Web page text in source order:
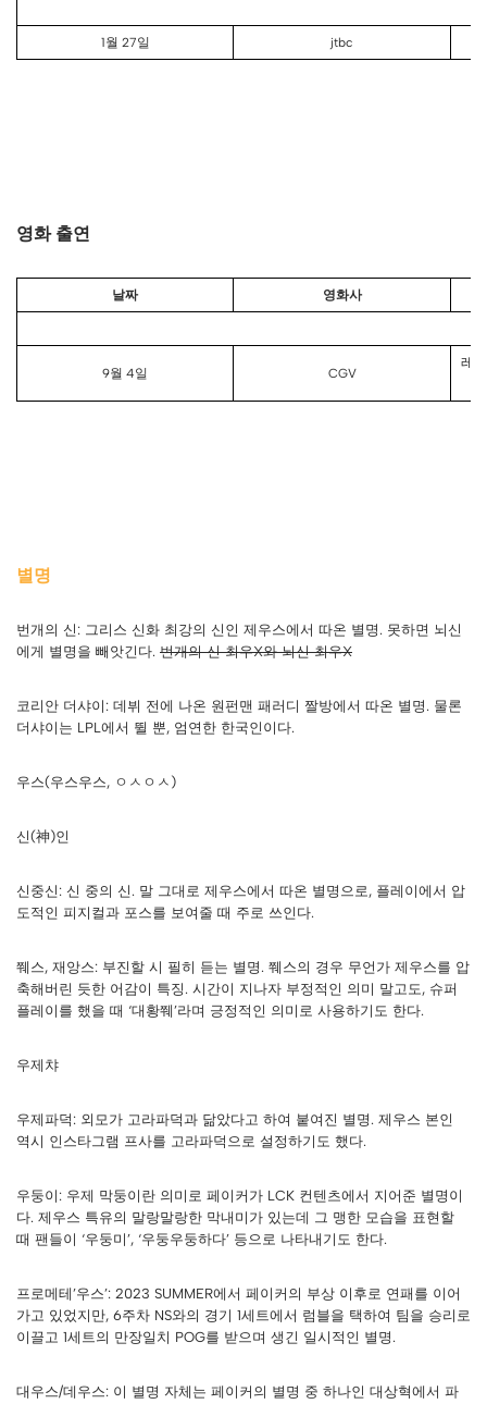
1월 27일 jtbc
영화 출연
날짜 영화사
9월 4일 CGV
레
별명
번개의 신: 그리스 신화 최강의 신인 제우스에서 따온 별명. 못하면 뇌신
에게 별명을 빼앗긴다. 번개의 신 최우X와 뇌신 최우X
코리안 더샤이: 데뷔 전에 나온 원펀맨 패러디 짤방에서 따온 별명. 물론
더샤이는 LPL에서 뛸 뿐, 엄연한 한국인이다.
우스(우스우스, ㅇㅅㅇㅅ)
신(神)인
신중신: 신 중의 신. 말 그대로 제우스에서 따온 별명으로, 플레이에서 압
도적인 피지컬과 포스를 보여줄 때 주로 쓰인다.
쮀스, 재앙스: 부진할 시 필히 듣는 별명. 쮀스의 경우 무언가 제우스를 압
축해버린 듯한 어감이 특징. 시간이 지나자 부정적인 의미 말고도, 슈퍼
플레이를 했을 때 ‘대황쮀’라며 긍정적인 의미로 사용하기도 한다.
우제챠
우제파덕: 외모가 고라파덕과 닮았다고 하여 붙여진 별명. 제우스 본인
역시 인스타그램 프사를 고라파덕으로 설정하기도 했다.
우둥이: 우제 막둥이란 의미로 페이커가 LCK 컨텐츠에서 지어준 별명이
다. 제우스 특유의 말랑말랑한 막내미가 있는데 그 맹한 모습을 표현할
때 팬들이 ‘우둥미’, ‘우둥우둥하다’ 등으로 나타내기도 한다.
프로메테’우스’: 2023 SUMMER에서 페이커의 부상 이후로 연패를 이어
가고 있었지만, 6주차 NS와의 경기 1세트에서 럼블을 택하여 팀을 승리로
이끌고 1세트의 만장일치 POG를 받으며 생긴 일시적인 별명.
대우스/데우스: 이 별명 자체는 페이커의 별명 중 하나인 대상혁에서 파